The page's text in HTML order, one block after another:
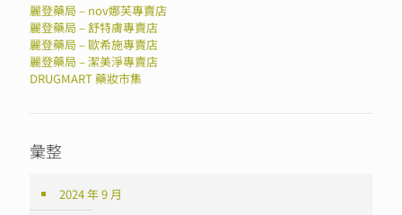
麗登藥局 – nov娜芙專賣店
麗登藥局 – 舒特膚專賣店
麗登藥局 – 歐希施專賣店
麗登藥局 – 潔美淨專賣店
DRUGMART 藥妝市集
彙整
2024 年 9 月